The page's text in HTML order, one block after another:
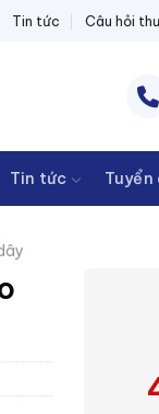
CHÂU
Tin tức Câu hỏi
Tin tức Tuyển